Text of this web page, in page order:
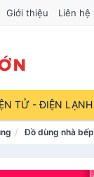
Giới thiệu Liên hệ
TỬ - ĐIỆN LẠNH
Đồ dùng nhà bếp